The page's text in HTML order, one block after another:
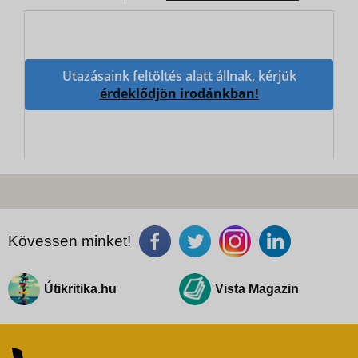
Utazásaink feltöltés alatt állnak, kérjük
érdeklődjön irodánkban!
Kövessen minket!
Útikritika.hu Vista Magazin